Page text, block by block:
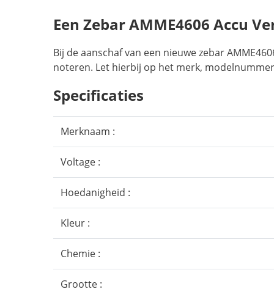
Een Zebar AMME4606 Accu
Bij de aanschaf van een nieuwe zebar
noteren. Let hierbij op het merk,
Specificaties
Merknaam :
Voltage :
Hoedanigheid :
Kleur :
Chemie :
Grootte :